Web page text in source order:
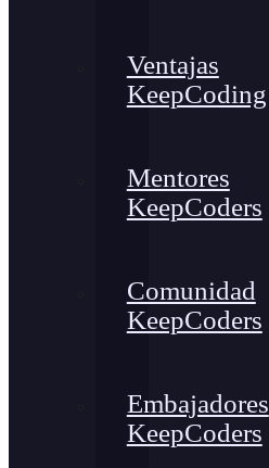
Ventajas
KeepCoding
Mentores
KeepCoders
Comunidad
KeepCoders
Embajadores
KeepCoders